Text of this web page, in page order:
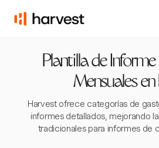
Plantilla de
Mensuales en
Harvest ofrece categorías de
informes detallados, mejorando
tradicionales para informes de